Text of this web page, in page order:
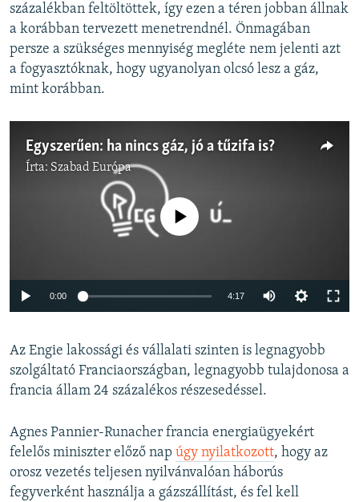
százalékban feltöltöttek, így ezen a téren jobban állnak
a korábban tervezett menetrendnél. Önmagában
persze a szükséges mennyiség megléte nem jelenti azt
a fogyasztóknak, hogy ugyanolyan olcsó lesz a gáz,
mint korábban.
Egyszerűen: ha nincs gáz, jó a tűzifa is?
Írta: Szabad Európa
Auto 240p 360p 480p
Jelenleg nincs elérhető tartalom
0:00 4:17
360p
480p
1080p
Az Engie lakossági és vállalati szinten is legnagyobb
szolgáltató Franciaországban, legnagyobb tulajdonosa a
francia állam 24 százalékos részesedéssel.
Agnes Pannier-Runacher francia energiaügyekért
felelős miniszter előző nap úgy nyilatkozott, hogy az
orosz vezetés teljesen nyilvánvalóan háborús
fegyverként használja a gázszállítást, és fel kell